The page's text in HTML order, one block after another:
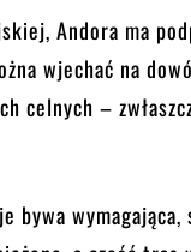
Andora ma
wjechać na
celnych –
bywa